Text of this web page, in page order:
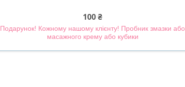
100 ₴
Подарунок! Кожному нашому клієнту! Пробник змазки або
масажного крему або кубики